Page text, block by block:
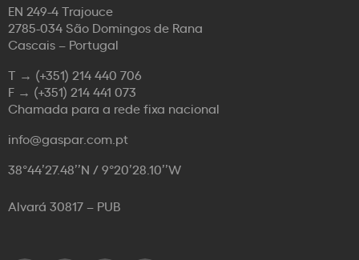
EN 249-4 Trajouce
2785-034 São Domingos de Rana
Cascais – Portugal
T → (+351) 214 440 706
F → (+351) 214 441 073
Chamada para a rede fixa nacional
info@gaspar.com.pt
38°44’27.48’’N / 9°20’28.10’’W
Alvará 30817 – PUB